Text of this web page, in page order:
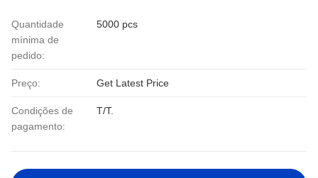
Quantidade
mínima de
pedido:
5000 pcs
Preço: Get Latest Price
Condições de
pagamento:
T/T.